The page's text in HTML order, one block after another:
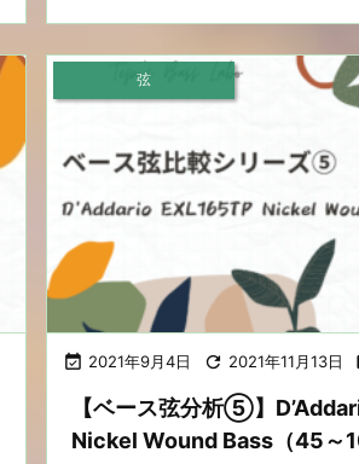
 2021年9月4日  2021年11月13日
弦
【ベース弦分析⑤】
Nickel Wound Bass（45～